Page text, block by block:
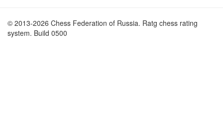
© 2013-2026 Chess Federation of Russia. Ratg chess rating
system. Build 0500